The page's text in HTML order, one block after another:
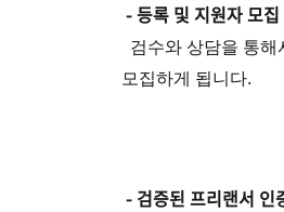
- 등록 및 지원자 모집
검수와 상담을 통해
모집하게 됩니다.
- 검증된 프리랜서 인